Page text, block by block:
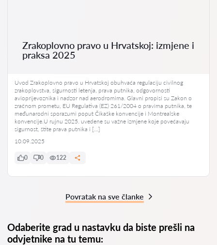
Zrakoplovno pravo u Hrvatskoj: izmjene i
praksa 2025
Uvod Zrakoplovno pravo u Hrvatskoj obuhvaća regulaciju civilnog
zrakoplovstva, sigurnosti letenja, prava putnika, odgovornosti
avioprijevoznika i nadzor nad aerodromima. Glavni propisi su Zakon o
zračnom prometu, EU Regulativa (EZ) 261/2004 o pravima putnika, te
međunarodni sporazumi poput Čikaške konvencije i Montrealske
konvencije.U rujnu 2025. uvedene su važne izmjene koje povećavaju
sigurnost, štite prava putnika i […]
10.09.2025
0 0 122
Povratak na sve članke
Odaberite grad u nastavku da biste prešli na
odvjetnike na tu temu: